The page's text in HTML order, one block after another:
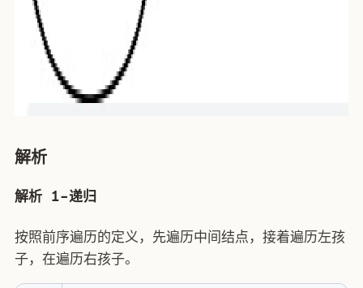
解析
解析 1-递归
按照前序遍历的定义，先遍历中间结点，接着遍历左孩
子，在遍历右孩子。